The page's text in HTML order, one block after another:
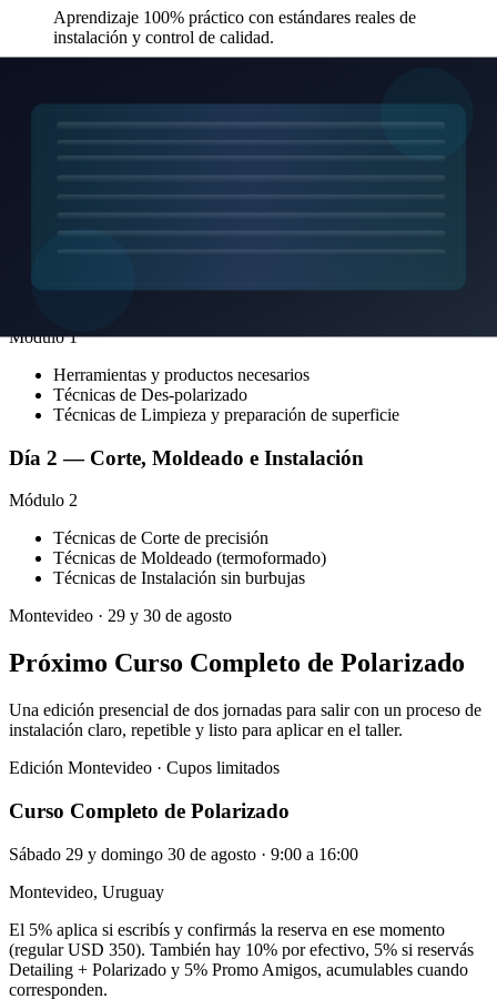
Aprendizaje 100% práctico con estándares reales de
instalación y control de calidad.
Beneficios exclusivos en productos oficiales para que inicies
tu negocio.
Temario del Curso
Preparación
Módulo1
Herramientas y productos necesarios
Técnicas de Des-polarizado
Técnicas de Limpieza y preparación de superficie
Día 2 — Corte, Moldeado e Instalación
Módulo 2
Técnicas de Corte de precisión
Técnicas de Moldeado (termoformado)
Técnicas de Instalación sin burbujas
Montevideo · 29 y 30 de agosto
Próximo Curso Completo de Polarizado
Una edición presencial de dos jornadas para salir con un proceso de
instalación claro, repetible y listo para aplicar en el taller.
Edición Montevideo · Cupos limitados
Curso Completo de Polarizado
Sábado 29 y domingo 30 de agosto · 9:00 a 16:00
Montevideo, Uruguay
El 5% aplica si escribís y confirmás la reserva en ese momento
(regular USD 350). También hay 10% por efectivo, 5% si reservás
Detailing + Polarizado y 5% Promo Amigos, acumulables cuando
corresponden.